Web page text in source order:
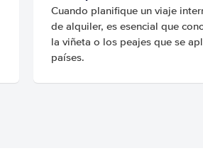
Cuando planifique un viaje
de alquiler, es esencial que
la viñeta o los peajes que se
países.